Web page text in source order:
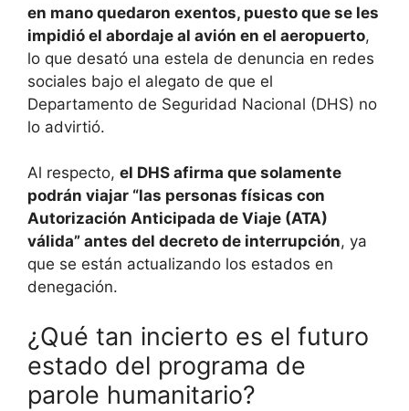
en mano quedaron exentos, puesto que se les
impidió el abordaje al avión en el aeropuerto,
lo que desató una estela de denuncia en redes
sociales bajo el alegato de que el
Departamento de Seguridad Nacional (DHS) no
lo advirtió.
Al respecto, el DHS afirma que solamente
podrán viajar “las personas físicas con
Autorización Anticipada de Viaje (ATA)
válida” antes del decreto de interrupción, ya
que se están actualizando los estados en
denegación.
¿Qué tan incierto es el futuro
estado del programa de
parole humanitario?